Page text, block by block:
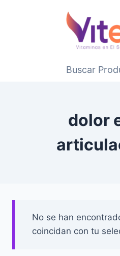
Buscar
dolor
No se han
coincidan con tu